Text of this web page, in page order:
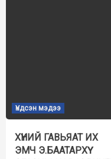
Үндсэн мэдээ
ХҮНИЙ ГАВЬЯАТ ИХ
ЭМЧ Э.БААТАРХҮҮ